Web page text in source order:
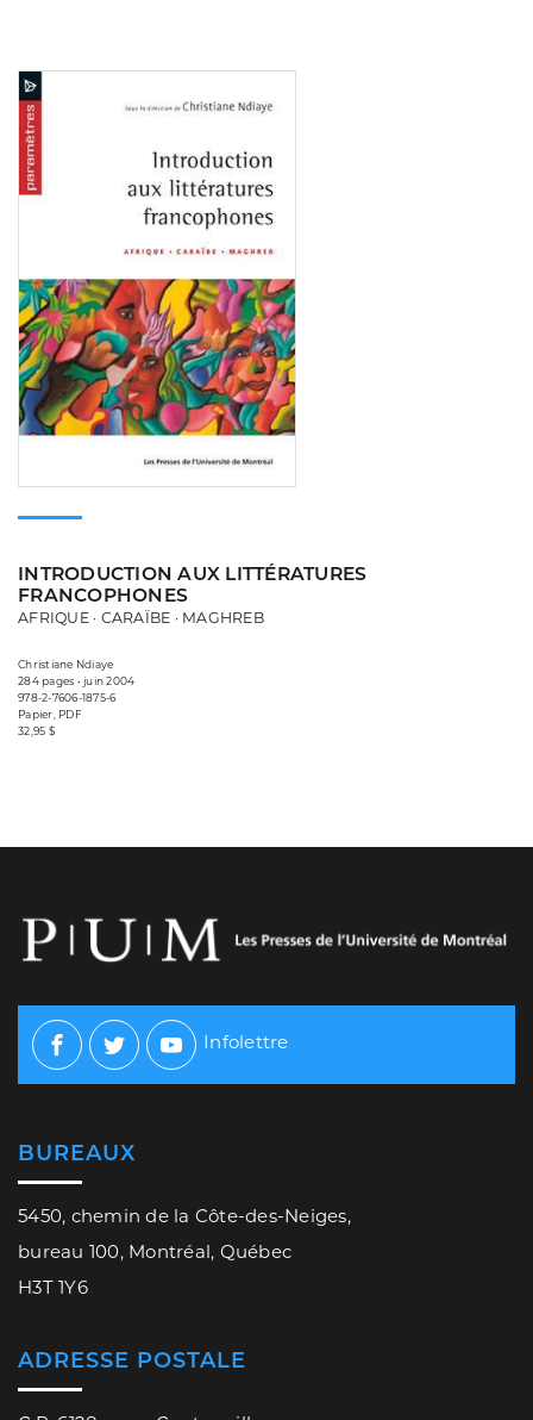
INTRODUCTION AUX LITTÉRATURES
FRANCOPHONES
AFRIQUE · CARAÏBE · MAGHREB
Christiane Ndiaye
284 pages • juin 2004
978-2-7606-1875-6
Papier, PDF
32,95 $
Facebook
TwitterYoutube
Infolettre
BUREAUX
5450, chemin de la Côte-des-Neiges,
bureau 100, Montréal, Québec
H3T 1Y6
ADRESSE POSTALE